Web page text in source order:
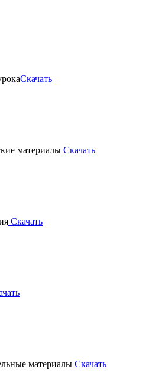
Скачать
материалы Скачать
Скачать
материалы Скачать